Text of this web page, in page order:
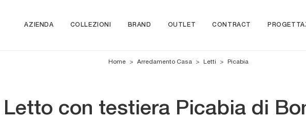
AZIENDA COLLEZIONI BRAND OUTLET CONTRACT
Home > Arredamento Casa > Letti > Picabia
Letto con testiera Picabia di